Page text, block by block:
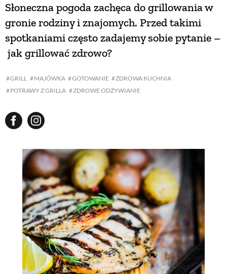
GRILL MAJÓWKA GOTOWANIE
ZDROWA KUCHNIA
POTRAWY Z GRILLA
ZDROWE ODŻYWIANIE
Słoneczna pogoda zachęca do grillowania w
gronie rodziny i znajomych. Przed takimi
spotkaniami często zadajemy sobie pytanie –
jak grillować zdrowo?